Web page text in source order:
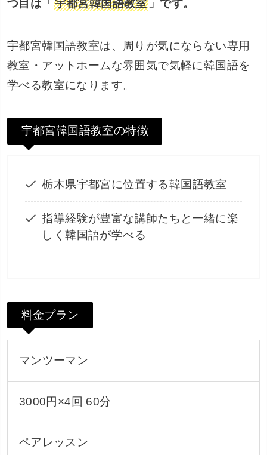
つ目は「 宇都宮韓国語教室」です。
宇都宮韓国語教室は、周りが気にならない専用
教室・アットホームな雰囲気で気軽に韓国語を
学べる教室になります。
宇都宮韓国語教室の特徴
栃木県宇都宮に位置する韓国語教室
指導経験が豊富な講師たちと一緒に楽
しく韓国語が学べる
料金プラン
マンツーマン
3000円×4回 60分
ペアレッスン